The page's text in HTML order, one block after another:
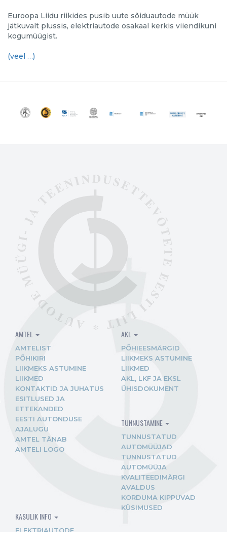
Euroopa Liidu riikides püsib uute sõiduautode müük
jätkuvalt plussis, elektriautode osakaal kerkis viiendikuni
kogumüügist.
(veel …)
AMTEL
AMTELIST
PÕHIKIRI
LIIKMEKS ASTUMINE
LIIKMED
KONTAKTID JA JUHATUS
ESITLUSED JA
ETTEKANDED
EESTI AUTONDUSE
AJALUGU
AMTEL TÄNAB
AMTELI LOGO
AKL
PÕHIEESMÄRGID
LIIKMEKS ASTUMINE
LIIKMED
AKL, LKF JA EKSL
ÜHISDOKUMENT
TUNNUSTAMINE
TUNNUSTATUD
AUTOMÜÜJAD
TUNNUSTATUD
AUTOMÜÜJA
KVALITEEDIMÄRGI
AVALDUS
KORDUMA KIPPUVAD
KÜSIMUSED
KASULIK INFO
ELEKTRIAUTODE